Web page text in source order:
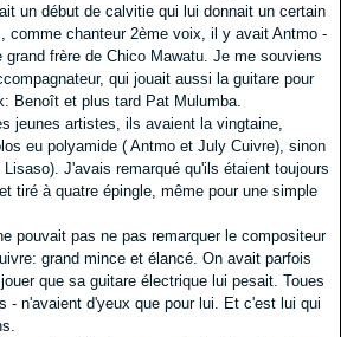
un début de calvitie qui lui donnait un certain
comme chanteur 2ème voix, il y avait Antmo -
grand frère de Chico Mawatu. Je me souviens
qui jouait aussi la guitare pour
Benoît et plus tard Pat Mulumba.
jeunes artistes, ils avaient la vingtaine,
eu polyamide ( Antmo et July Cuivre), sinon
Lisaso). J'avais remarqué qu'ils étaient toujours
tiré à quatre épingle, même pour une simple
pouvait pas ne pas remarquer le compositeur
grand mince et élancé. On avait parfois
que sa guitare électrique lui pesait. Toues
- n'avaient d'yeux que pour lui. Et c'est lui qui